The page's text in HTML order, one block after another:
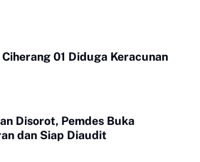
01 Diduga Keracunan
Disorot, Pemdes Buka
dan Siap Diaudit